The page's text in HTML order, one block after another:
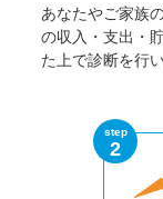
あなたやご家族
の収入・支出・
た上で診断を行い
step
2